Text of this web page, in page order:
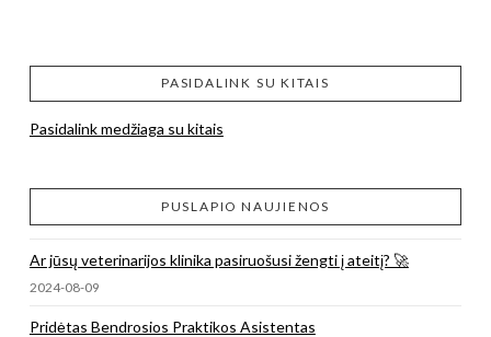
PASIDALINK SU KITAIS
Pasidalink medžiaga su kitais
PUSLAPIO NAUJIENOS
Ar jūsų veterinarijos klinika pasiruošusi žengti į ateitį? 🚀
2024-08-09
Pridėtas Bendrosios Praktikos Asistentas